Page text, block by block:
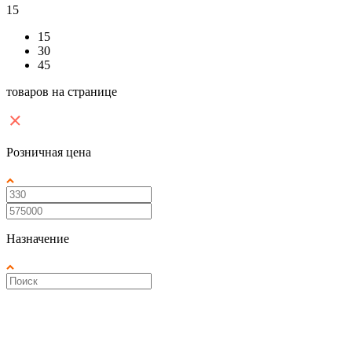
15
15
30
45
товаров на странице
Розничная цена
Назначение